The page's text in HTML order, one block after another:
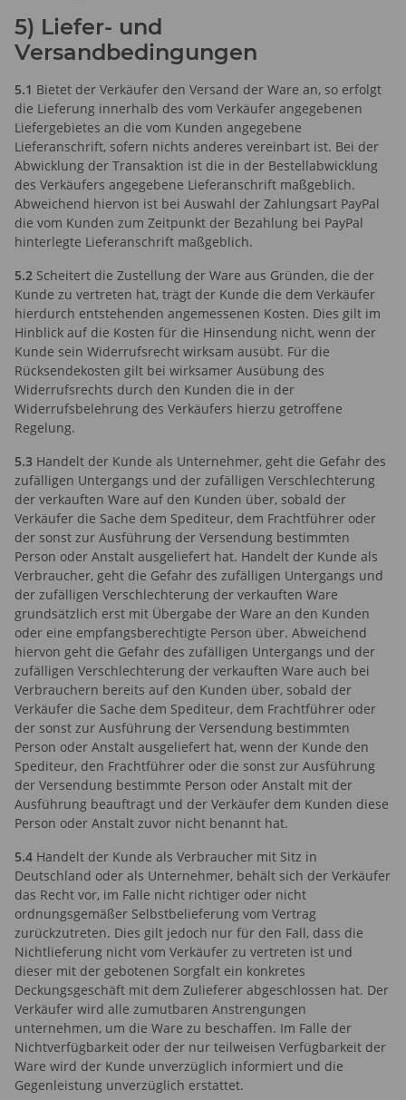
5) Liefer- und
Versandbedingungen
5.1 Bietet der Verkäufer den Versand der Ware an, so erfolgt
die Lieferung innerhalb des vom Verkäufer angegebenen
Liefergebietes an die vom Kunden angegebene
Lieferanschrift, sofern nichts anderes vereinbart ist. Bei der
Abwicklung der Transaktion ist die in der Bestellabwicklung
des Verkäufers angegebene Lieferanschrift maßgeblich.
Abweichend hiervon ist bei Auswahl der Zahlungsart PayPal
die vom Kunden zum Zeitpunkt der Bezahlung bei PayPal
hinterlegte Lieferanschrift maßgeblich.
5.2 Scheitert die Zustellung der Ware aus Gründen, die der
Kunde zu vertreten hat, trägt der Kunde die dem Verkäufer
hierdurch entstehenden angemessenen Kosten. Dies gilt im
Hinblick auf die Kosten für die Hinsendung nicht, wenn der
Kunde sein Widerrufsrecht wirksam ausübt. Für die
Rücksendekosten gilt bei wirksamer Ausübung des
Widerrufsrechts durch den Kunden die in der
Widerrufsbelehrung des Verkäufers hierzu getroffene
Regelung.
5.3 Handelt der Kunde als Unternehmer, geht die Gefahr des
zufälligen Untergangs und der zufälligen Verschlechterung
der verkauften Ware auf den Kunden über, sobald der
Verkäufer die Sache dem Spediteur, dem Frachtführer oder
der sonst zur Ausführung der Versendung bestimmten
Person oder Anstalt ausgeliefert hat. Handelt der Kunde als
Verbraucher, geht die Gefahr des zufälligen Untergangs und
der zufälligen Verschlechterung der verkauften Ware
grundsätzlich erst mit Übergabe der Ware an den Kunden
oder eine empfangsberechtigte Person über. Abweichend
hiervon geht die Gefahr des zufälligen Untergangs und der
zufälligen Verschlechterung der verkauften Ware auch bei
Verbrauchern bereits auf den Kunden über, sobald der
Verkäufer die Sache dem Spediteur, dem Frachtführer oder
der sonst zur Ausführung der Versendung bestimmten
Person oder Anstalt ausgeliefert hat, wenn der Kunde den
Spediteur, den Frachtführer oder die sonst zur Ausführung
der Versendung bestimmte Person oder Anstalt mit der
Ausführung beauftragt und der Verkäufer dem Kunden diese
Person oder Anstalt zuvor nicht benannt hat.
5.4 Handelt der Kunde als Verbraucher mit Sitz in
Deutschland oder als Unternehmer, behält sich der Verkäufer
das Recht vor, im Falle nicht richtiger oder nicht
ordnungsgemäßer Selbstbelieferung vom Vertrag
zurückzutreten. Dies gilt jedoch nur für den Fall, dass die
Nichtlieferung nicht vom Verkäufer zu vertreten ist und
dieser mit der gebotenen Sorgfalt ein konkretes
Deckungsgeschäft mit dem Zulieferer abgeschlossen hat. Der
Verkäufer wird alle zumutbaren Anstrengungen
unternehmen, um die Ware zu beschaffen. Im Falle der
Nichtverfügbarkeit oder der nur teilweisen Verfügbarkeit der
Ware wird der Kunde unverzüglich informiert und die
Gegenleistung unverzüglich erstattet.